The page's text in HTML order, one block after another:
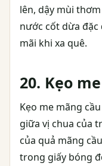
lên, dậy mùi
nước cốt dừa
mãi khi xa quê.
20. Kẹo
Kẹo me mãng
giữa vị chua của
của quả mãng
trong giấy bóng